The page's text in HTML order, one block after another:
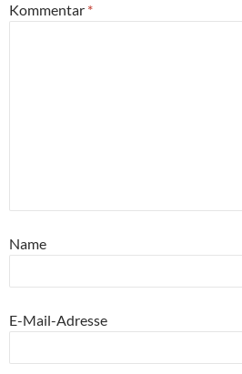
Kommentar *
Name
E-Mail-Adresse